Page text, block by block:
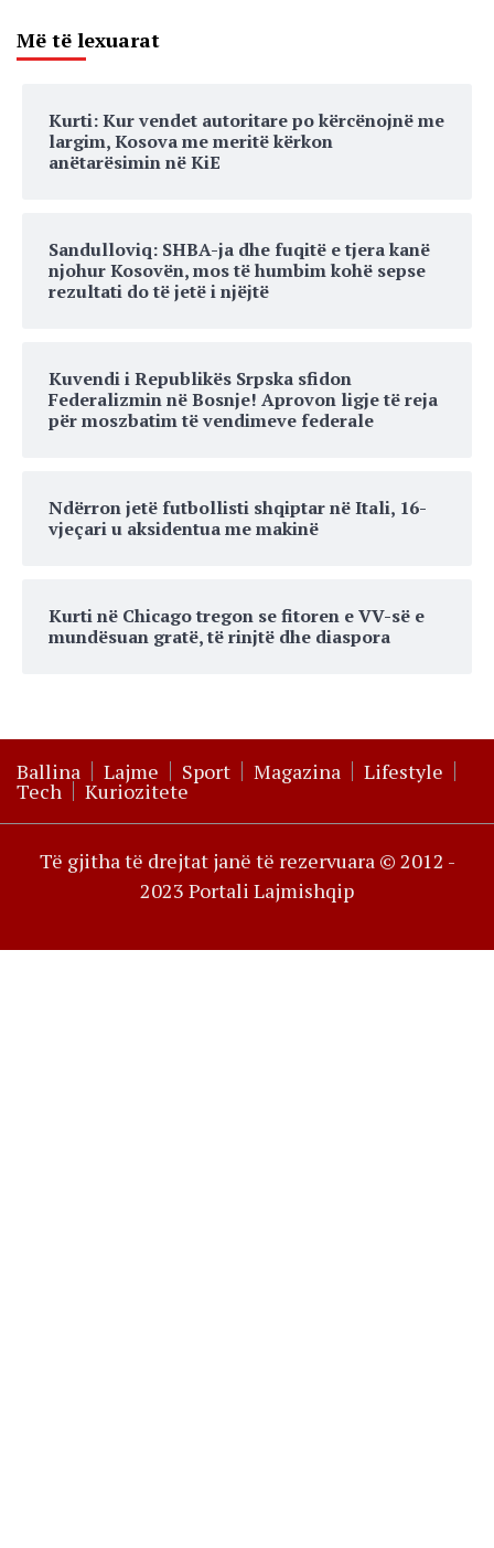
Më të lexuarat
Kurti: Kur vendet autoritare po kërcënojnë me
largim, Kosova me meritë kërkon
anëtarësimin në KiE
Sandulloviq: SHBA-ja dhe fuqitë e tjera kanë
njohur Kosovën, mos të humbim kohë sepse
rezultati do të jetë i njëjtë
Kuvendi i Republikës Srpska sfidon
Federalizmin në Bosnje! Aprovon ligje të reja
për moszbatim të vendimeve federale
Ndërron jetë futbollisti shqiptar në Itali, 16-
vjeçari u aksidentua me makinë
Kurti në Chicago tregon se fitoren e VV-së e
mundësuan gratë, të rinjtë dhe diaspora
Ballina Lajme Sport Magazina Lifestyle
Tech Kuriozitete
Të gjitha të drejtat janë të rezervuara © 2012 -
2023 Portali Lajmishqip